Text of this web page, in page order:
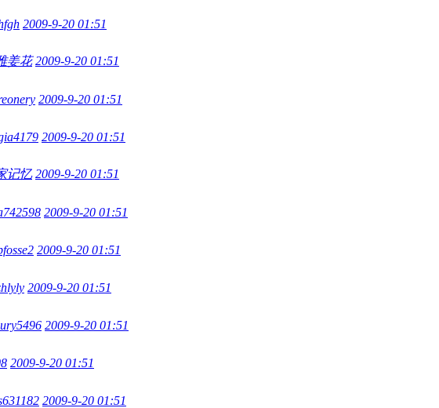
2009-9-20 01:51
姜花 2009-9-20 01:51
2009-9-20 01:51
2009-9-20 01:51
记忆 2009-9-20 01:51
2009-9-20 01:51
2009-9-20 01:51
2009-9-20 01:51
2009-9-20 01:51
2009-9-20 01:51
2009-9-20 01:51